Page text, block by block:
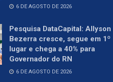
6 DE AGOSTO DE 2026
Pesquisa DataCapital: Allyson
Bezerra cresce, segue em 1º
lugar e chega a 40% para
Governador do RN
6 DE AGOSTO DE 2026